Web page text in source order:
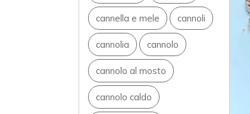
cannella e mele cannoli
cannolia cannolo
cannolo al mosto
cannolo caldo